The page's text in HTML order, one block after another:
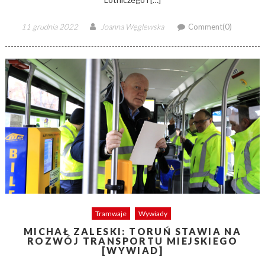
Posted
11 grudnia 2022 Author
Joanna Węglewska Comment(0)
Tramwaje Wywiady
MICHAŁ ZALESKI: TORUŃ STAWIA NA
ROZWÓJ TRANSPORTU MIEJSKIEGO
[WYWIAD]